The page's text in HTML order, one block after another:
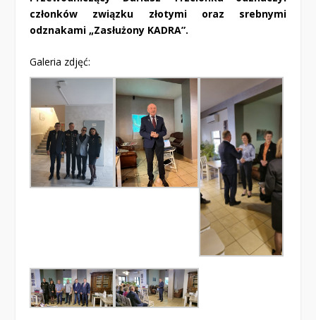
członków związku złotymi oraz srebnymi
odznakami „Zasłużony KADRA”.
Galeria zdjęć: